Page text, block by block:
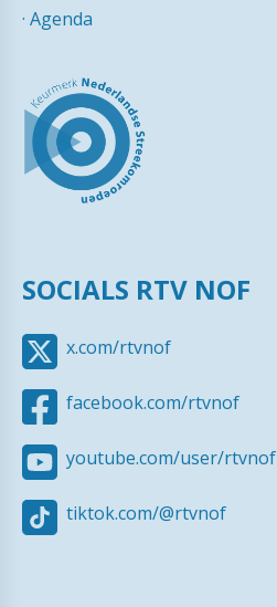
· Agenda
SOCIALS RTV NOF
x.com/rtvnof
facebook.com/rtvnof
youtube.com/user/rtvnof
tiktok.com/@rtvnof